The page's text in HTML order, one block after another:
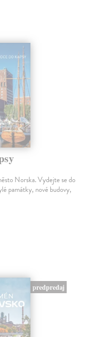
Norska. Vydejte se do
památky, nové budovy,
predpredaj